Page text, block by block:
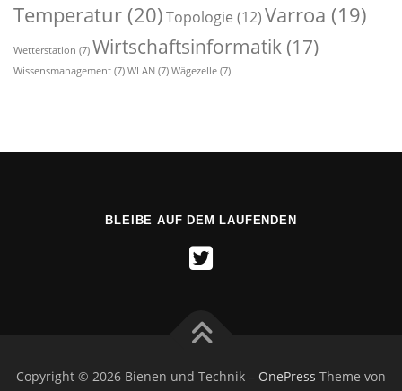
Temperatur (20)Topologie (12)Varroa (19)
Wetterstation (7) Wirtschaftsinformatik (17)
Wissensmanagement (7) WLAN (7) Wägezelle (7)
BLEIBE AUF DEM LAUFENDEN
Copyright © 2026 Bienen und Technik – OnePress Theme von